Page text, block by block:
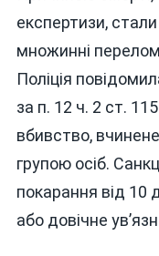
експертизи,
множинні
Поліція
за п. 12 ч. 2 ст.
вбивство,
групою осіб.
покарання від 10
або довічне